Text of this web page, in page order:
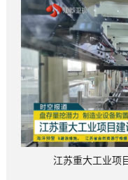
江苏重大工业项